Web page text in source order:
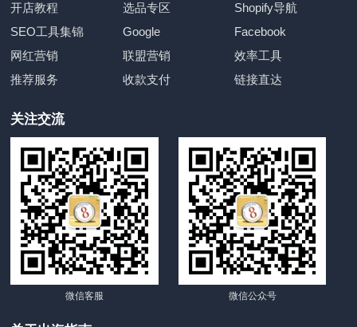
开店教程
选品专区
Shopify导航
SEO工具集锦
Google
Facebook
网红营销
联盟营销
效率工具
推荐服务
收款支付 链接直达
关注交流
微信客服 微信公众号